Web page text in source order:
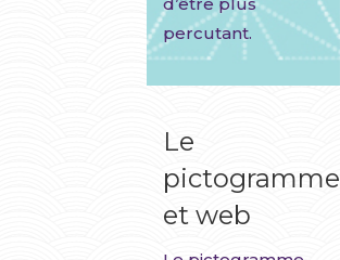
percutant.
Le
pictogramme
et web